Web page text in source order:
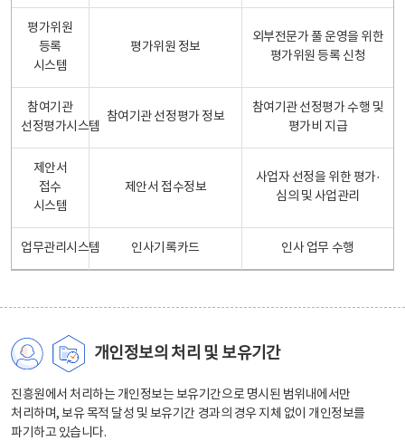
평가위원
등록
시스템
평가위원 정보
외부전문가 풀 운영을 위한
평가위원 등록 신청
참여기관
선정평가시스템
참여기관 선정평가 정보
참여기관 선정평가 수행 및
평가비 지급
제안서
접수
시스템
제안서 접수정보
사업자 선정을 위한 평가·
심의 및 사업관리
업무관리시스템 인사기록카드 인사 업무 수행
개인정보의 처리 및 보유기간
진흥원에서 처리하는 개인정보는 보유기간으로 명시된 범위내에서만
처리하며, 보유 목적 달성 및 보유기간 경과의 경우 지체 없이 개인정보를
파기하고 있습니다.